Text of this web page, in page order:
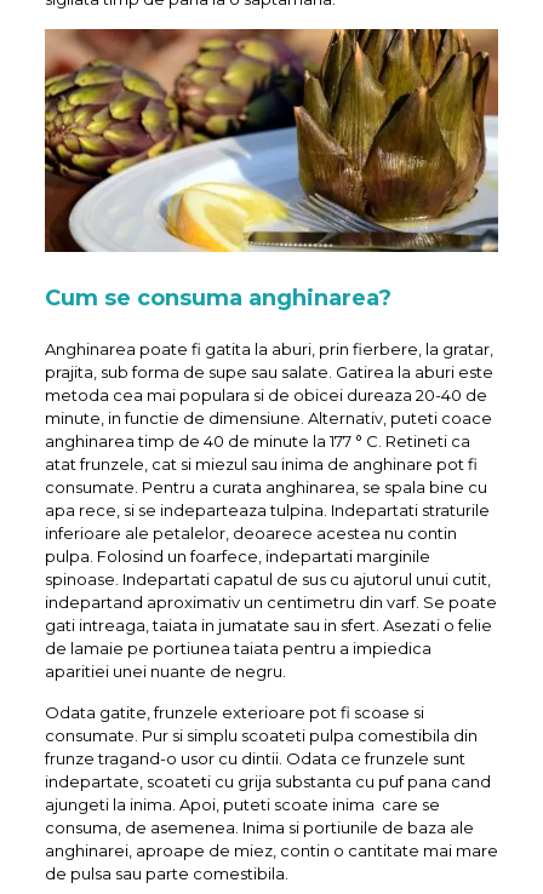
Cum se consuma anghinarea?
Anghinarea poate fi gatita la aburi, prin fierbere, la gratar,
prajita, sub forma de supe sau salate. Gatirea la aburi este
metoda cea mai populara si de obicei dureaza 20-40 de
minute, in functie de dimensiune. Alternativ, puteti coace
anghinarea timp de 40 de minute la 177 ° C. Retineti ca
atat frunzele, cat si miezul sau inima de anghinare pot fi
consumate. Pentru a curata anghinarea, se spala bine cu
apa rece, si se indeparteaza tulpina. Indepartati straturile
inferioare ale petalelor, deoarece acestea nu contin
pulpa. Folosind un foarfece, indepartati marginile
spinoase. Indepartati capatul de sus cu ajutorul unui cutit,
indepartand aproximativ un centimetru din varf. Se poate
gati intreaga, taiata in jumatate sau in sfert. Asezati o felie
de lamaie pe portiunea taiata pentru a impiedica
aparitiei unei nuante de negru.
Odata gatite, frunzele exterioare pot fi scoase si
consumate. Pur si simplu scoateti pulpa comestibila din
frunze tragand-o usor cu dintii. Odata ce frunzele sunt
indepartate, scoateti cu grija substanta cu puf pana cand
ajungeti la inima. Apoi, puteti scoate inima care se
consuma, de asemenea. Inima si portiunile de baza ale
anghinarei, aproape de miez, contin o cantitate mai mare
de pulsa sau parte comestibila.